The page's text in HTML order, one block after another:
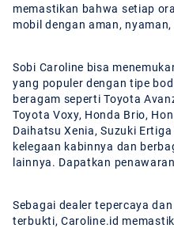
memastikan bahwa setiap
mobil dengan aman,
Sobi Caroline bisa
yang populer dengan tipe
beragam seperti Toyota
Toyota Voxy, Honda Brio,
Daihatsu Xenia, Suzuki
kelegaan kabinnya dan
lainnya. Dapatkan
Sebagai dealer tepercaya
terbukti, Caroline.id